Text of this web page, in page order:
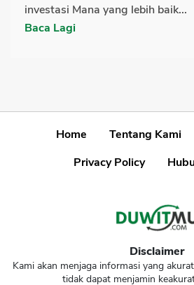
investasi Mana yang lebih baik...
Baca Lagi
Home Tentang Kami
Privacy Policy
Disclaimer
Kami akan menjaga informasi yang
tidak dapat menjamin